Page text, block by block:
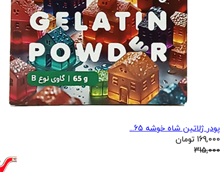
پودر ژلاتین شاه خوشه 65...
169,000 تومان
315,000